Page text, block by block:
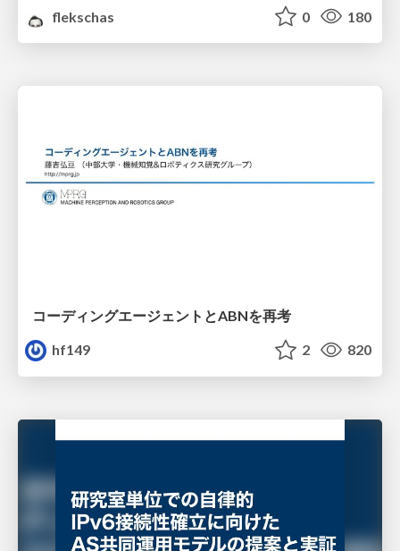
flekschas
0 180
コーディングエージェントとABNを再考
hf149
2 820